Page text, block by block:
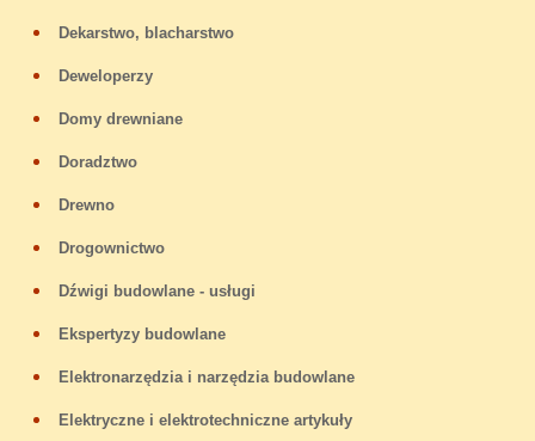
Dekarstwo, blacharstwo
Deweloperzy
Domy drewniane
Doradztwo
Drewno
Drogownictwo
Dźwigi budowlane - usługi
Ekspertyzy budowlane
Elektronarzędzia i narzędzia budowlane
Elektryczne i elektrotechniczne artykuły